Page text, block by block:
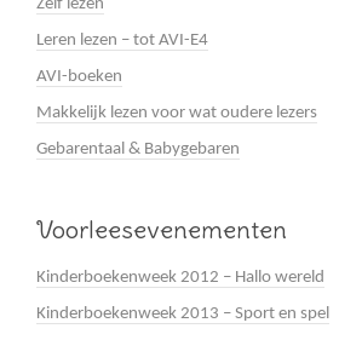
Zelf lezen
Leren lezen – tot AVI-E4
AVI-boeken
Makkelijk lezen voor wat oudere lezers
Gebarentaal & Babygebaren
Voorleesevenementen
Kinderboekenweek 2012 – Hallo wereld
Kinderboekenweek 2013 – Sport en spel